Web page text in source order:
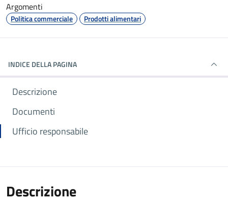
Argomenti
Politica commerciale Prodotti alimentari
INDICE DELLA PAGINA
Descrizione
Documenti
Ufficio responsabile
Descrizione